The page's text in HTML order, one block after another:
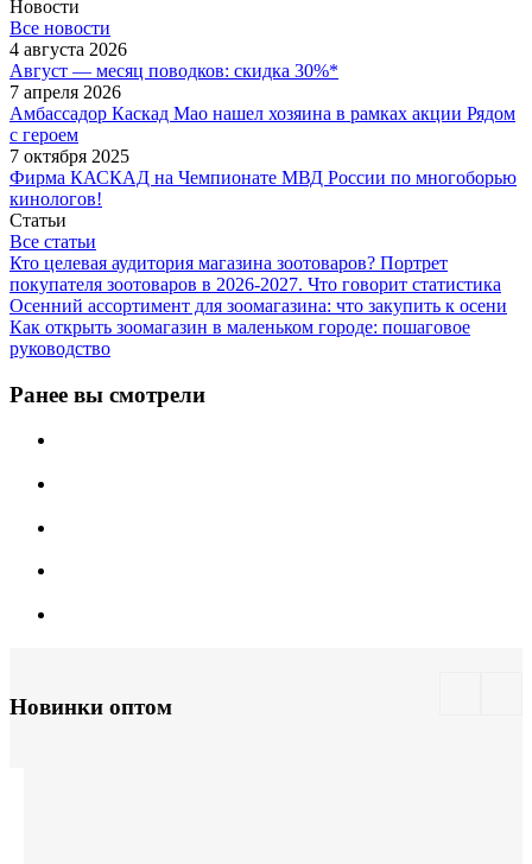
Новости
Все новости
4 августа 2026
Август — месяц поводков: скидка 30%*
7 апреля 2026
Амбассадор Каскад Мао нашел хозяина в рамках акции Рядом
с героем
7 октября 2025
Фирма КАСКАД на Чемпионате МВД России по многоборью
кинологов!
Статьи
Все статьи
Кто целевая аудитория магазина зоотоваров? Портрет
покупателя зоотоваров в 2026-2027. Что говорит статистика
Осенний ассортимент для зоомагазина: что закупить к осени
Как открыть зоомагазин в маленьком городе: пошаговое
руководство
Ранее вы смотрели
Новинки оптом